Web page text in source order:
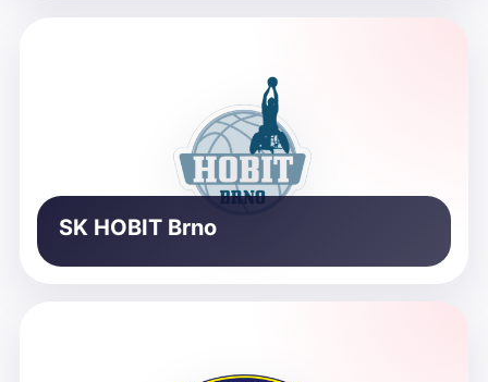
SK HOBIT Brno